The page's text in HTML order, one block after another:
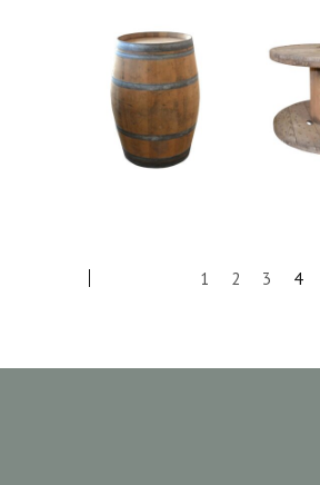
Tonneaux
en bois
29,00€
1 2 3 4